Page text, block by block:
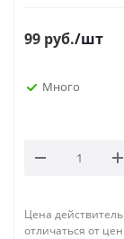
99 руб./шт
Много
Цена
отличаться от